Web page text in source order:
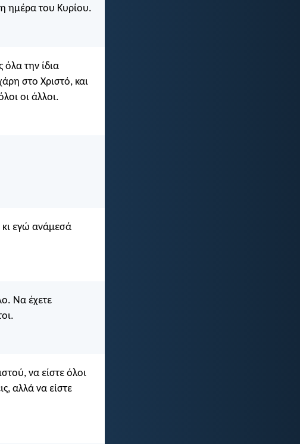
η ημέρα του Κυρίου.
την ίδια
στο Χριστό, και
οι άλλοι.
κι εγώ ανάμεσά
Να έχετε
να είστε όλοι
αλλά να είστε